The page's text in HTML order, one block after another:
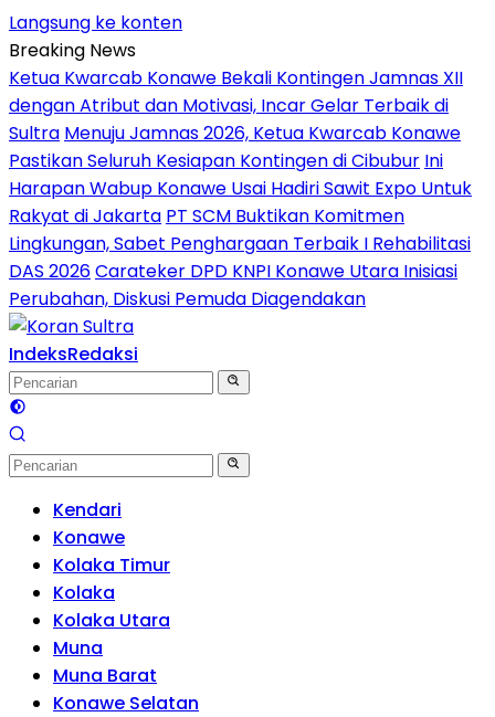
Langsung ke konten
Breaking News
Ketua Kwarcab Konawe Bekali Kontingen Jamnas XII
dengan Atribut dan Motivasi, Incar Gelar Terbaik di
Sultra Menuju Jamnas 2026, Ketua Kwarcab Konawe
Pastikan Seluruh Kesiapan Kontingen di Cibubur Ini
Harapan Wabup Konawe Usai Hadiri Sawit Expo Untuk
Rakyat di Jakarta PT SCM Buktikan Komitmen
Lingkungan, Sabet Penghargaan Terbaik I Rehabilitasi
DAS 2026Carateker DPD KNPI Konawe Utara Inisiasi
Perubahan, Diskusi Pemuda Diagendakan
IndeksRedaksi
Kendari
Konawe
Kolaka Timur
Kolaka
Kolaka Utara
Muna
Muna Barat
Konawe Selatan